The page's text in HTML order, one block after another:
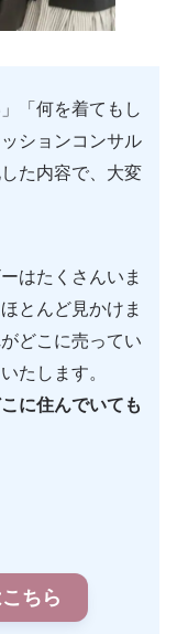
「何を着てもし
ションコンサル
た内容で、大変
はたくさんいま
とんど見かけま
どこに売ってい
たします。
に住んでいても
ちら